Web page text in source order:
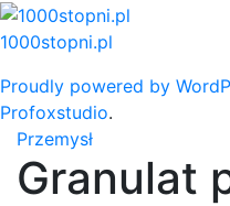
Skip
to
1000stopni.pl
Proudly powered by
Profoxstudio.
Przemysł
Granulat